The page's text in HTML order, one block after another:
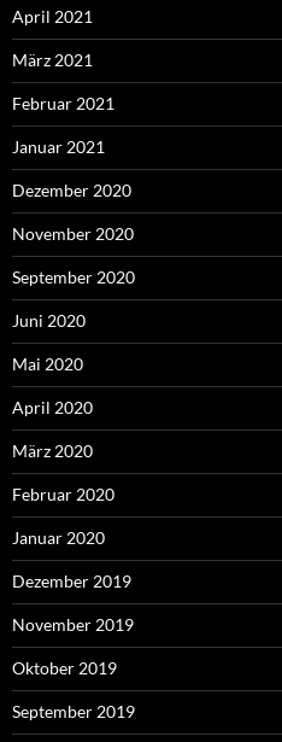
April 2021
März 2021
Februar 2021
Januar 2021
Dezember 2020
November 2020
September 2020
Juni 2020
Mai 2020
April 2020
März 2020
Februar 2020
Januar 2020
Dezember 2019
November 2019
Oktober 2019
September 2019